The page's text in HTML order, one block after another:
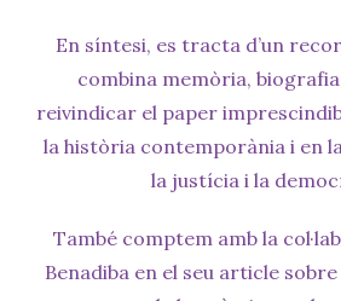
En síntesi, es tracta d’un
combina memòria,
reivindicar el paper
la història contemporània i en
la justícia i la
També comptem amb la
Benadiba en el seu article